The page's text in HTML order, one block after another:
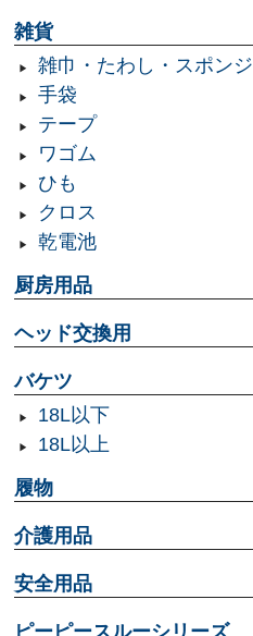
雑貨
雑巾・たわし・スポンジ
手袋
テープ
ワゴム
ひも
クロス
乾電池
厨房用品
ヘッド交換用
バケツ
18L以下
18L以上
履物
介護用品
安全用品
ピーピースルーシリーズ